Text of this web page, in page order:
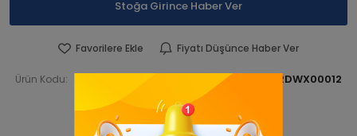
Stoğa Girince Haber Ver
Favorilere Ekle Fiyatı Düşünce Haber Ver
Ürün Kodu: Barkod: STNCSRDWX00012
İade Bilgisi: